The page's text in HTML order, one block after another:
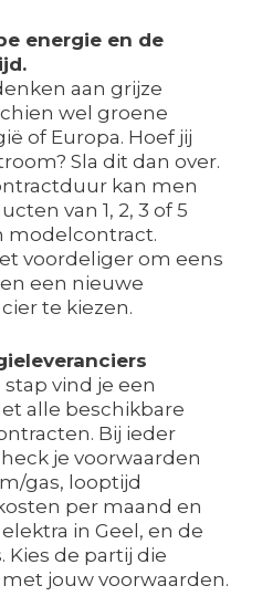
energie en de
aan grijze
wel groene
of Europa. Hoef jij
Sla dit dan over.
kan men
van 1, 2, 3 of 5
modelcontract.
voordeliger om eens
een nieuwe
te kiezen.
vind je een
alle beschikbare
Bij ieder
je voorwaarden
gas, looptijd
per maand en
in Geel, en de
Kies de partij die
jouw voorwaarden.